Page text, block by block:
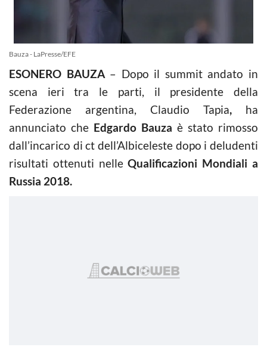
Bauza - LaPresse/EFE
ESONERO BAUZA– Dopo il summit andato in
scena ieri tra le parti, il presidente della
Federazione argentina, Claudio Tapia, ha
annunciato che Edgardo Bauza è stato rimosso
dall’incarico di ct dell’Albiceleste dopo i deludenti
risultati ottenuti nelleQualificazioni Mondiali a
Russia 2018.